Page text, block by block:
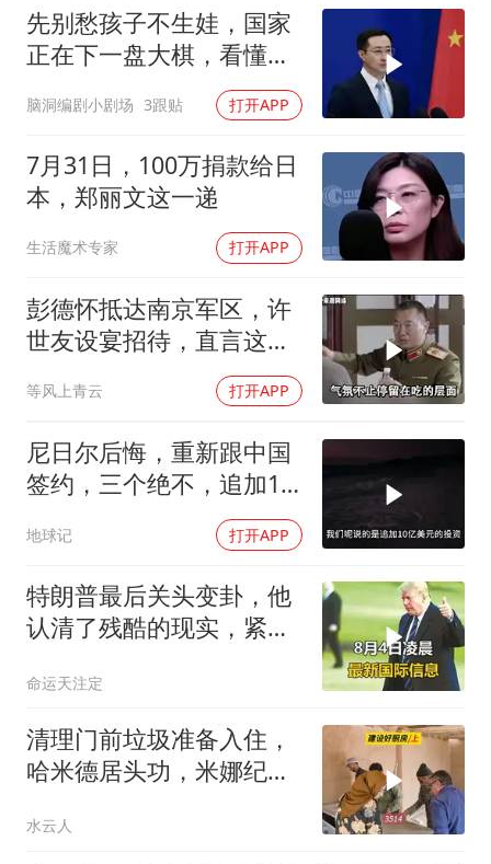
外交部发言人就广岛核爆81周年等答记者问
感觉全东北都在等7号
多地要求领导干部带头休假
80后女柜员逆袭成4200亿银行副行长
奋进开新局 实干挑大梁
先别愁孩子不生娃，国家
正在下一盘大棋，看懂的
脑洞编剧小剧场 3跟贴 打开APP
7月31日，100万捐款给日
本，郑丽文这一递
生活魔术专家 打开APP
彭德怀抵达南京军区，许
世友设宴招待，直言这是
等风上青云 打开APP
尼日尔后悔，重新跟中国
签约，三个绝不，追加10
地球记 打开APP
特朗普最后关头变卦，他
认清了残酷的现实，紧急
命运天注定
清理门前垃圾准备入住，
哈米德居头功，米娜纪录
水云人